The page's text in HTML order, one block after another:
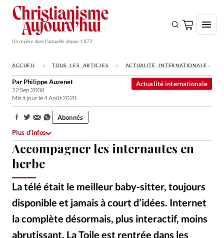
Un repère dans l'actualité depuis 1872
S'ABONNER
Monde
Opinions
Tous les articles
Faire un don
Emploi
Se connecter
Édition: Internationale
ACCUEIL TOUS LES ARTICLES ACTUALITÉ INTERNATIONALE
Accompagner les internautes en
herbe
La télé était le meilleur baby-sitter, toujours
disponible et jamais à court d’idées. Internet
la complète désormais, plus interactif, moins
abrutissant. La Toile est rentrée dans les
Actualité internationale
Par Philippe Auzenet
22 Sep 2008
Mis à jour le 4 Août 2020
Partager:
Abonnés
Plus d’infos